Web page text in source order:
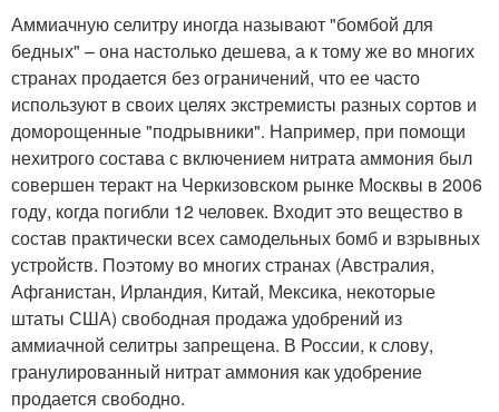
Аммиачную селитру иногда называют "бомбой для
бедных" – она настолько дешева, а к тому же во многих
странах продается без ограничений, что ее часто
используют в своих целях экстремисты разных сортов и
доморощенные "подрывники". Например, при помощи
нехитрого состава с включением нитрата аммония был
совершен теракт на Черкизовском рынке Москвы в 2006
году, когда погибли 12 человек. Входит это вещество в
состав практически всех самодельных бомб и взрывных
устройств. Поэтому во многих странах (Австралия,
Афганистан, Ирландия, Китай, Мексика, некоторые
штаты США) свободная продажа удобрений из
аммиачной селитры запрещена. В России, к слову,
гранулированный нитрат аммония как удобрение
продается свободно.